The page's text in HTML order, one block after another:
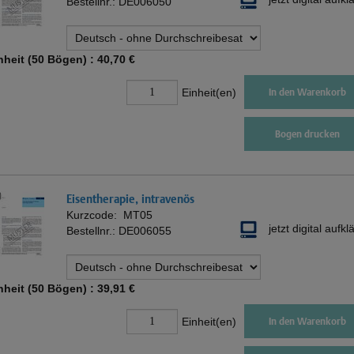
(50 Bögen) : 40,70 €
Einheit(en) In den Warenkorb
Bogen drucken
Eisentherapie, intravenös
Kurzcode: MT05
Bestellnr.: DE006055 jetzt digital
(50 Bögen) : 39,91 €
Einheit(en) In den Warenkorb